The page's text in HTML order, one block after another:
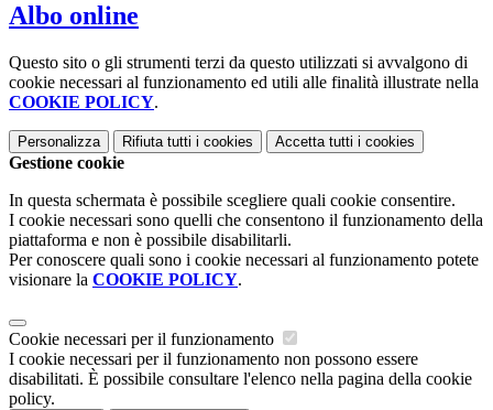
Albo online
Questo sito o gli strumenti terzi da questo utilizzati si avvalgono di
cookie necessari al funzionamento ed utili alle finalità illustrate nella
COOKIE POLICY.
Personalizza Rifiuta tutti i cookies Accetta tutti i cookies
Gestione cookie
In questa schermata è possibile scegliere quali cookie consentire.
I cookie necessari sono quelli che consentono il funzionamento della
piattaforma e non è possibile disabilitarli.
Per conoscere quali sono i cookie necessari al funzionamento potete
visionare la COOKIE POLICY.
Cookie necessari per il funzionamento
I cookie necessari per il funzionamento non possono essere
disabilitati. È possibile consultare l'elenco nella pagina della cookie
policy.